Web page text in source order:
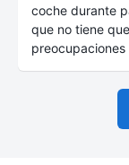
coche durante
que no tiene
preocupaciones